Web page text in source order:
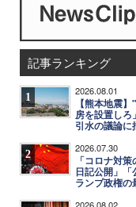
記事ランキング
1 2026.08.01
【熊本地震
房を設置し
引水の議論に
2 2026.07.30
「コロナ対
日記公開」
ランプ政権の
2026.08.02